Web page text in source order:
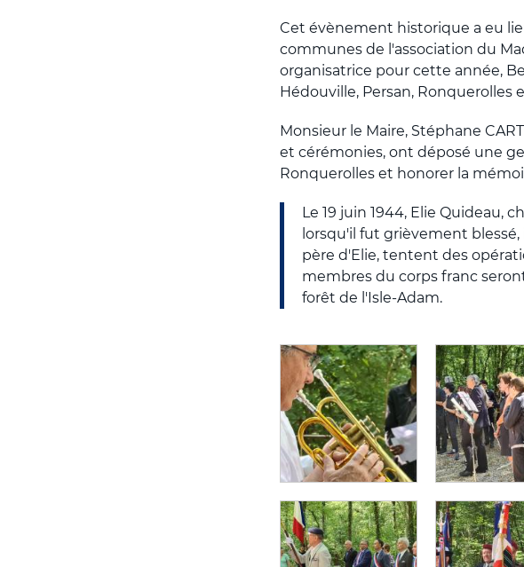
Cet évènement historique a eu
communes de l'association du
organisatrice pour cette année,
Hédouville, Persan, Ronquerolles
Monsieur le Maire, Stéphane
et cérémonies, ont déposé une
Ronquerolles et honorer la
Le 19 juin 1944, Elie Quideau,
lorsqu'il fut grièvement blessé,
père d'Elie, tentent des
membres du corps franc
forêt de l'Isle-Adam.